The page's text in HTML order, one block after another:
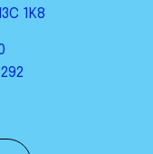
1K8